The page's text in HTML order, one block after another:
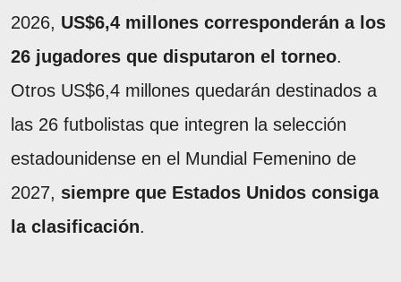
2026, US$6,4 millones corresponderán a los
26 jugadores que disputaron el torneo.
Otros US$6,4 millones quedarán destinados a
las 26 futbolistas que integren la selección
estadounidense en el Mundial Femenino de
2027, siempre que Estados Unidos consiga
la clasificación.